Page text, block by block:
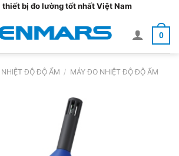
thiết bị đo lường tốt nhất Việt Nam
0
ĐỘ ĐỘ ẨM / MÁY ĐO NHIỆT ĐỘ ĐỘ ẨM